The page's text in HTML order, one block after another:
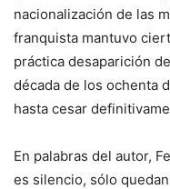
nacionalización de las
franquista mantuvo
práctica desaparición
década de los ochenta
hasta cesar
En palabras del autor,
es silencio, sólo